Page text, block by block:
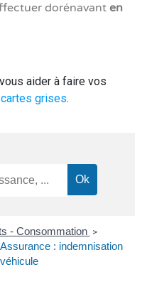
dorénavanten
aider à faire vos
grises.
- Consommation >
Assurance : indemnisation